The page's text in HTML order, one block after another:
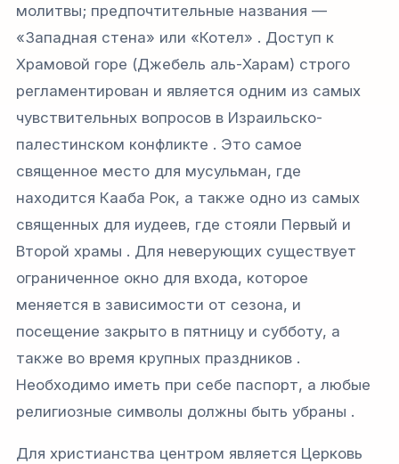
молитвы; предпочтительные названия —
«Западная стена» или «Котел» . Доступ к
Храмовой горе (Джебель аль-Харам) строго
регламентирован и является одним из самых
чувствительных вопросов в Израильско-
палестинском конфликте . Это самое
священное место для мусульман, где
находится Кааба Рок, а также одно из самых
священных для иудеев, где стояли Первый и
Второй храмы . Для неверующих существует
ограниченное окно для входа, которое
меняется в зависимости от сезона, и
посещение закрыто в пятницу и субботу, а
также во время крупных праздников .
Необходимо иметь при себе паспорт, а любые
религиозные символы должны быть убраны .
Для христианства центром является Церковь